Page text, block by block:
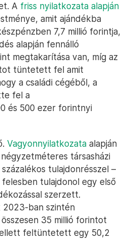
A friss nyilatkozata alapján
amit ajándékba
7,7 millió forintja,
alapján fennálló
megtakarítása van, míg az
tüntetett fel amit
a családi cégéből, a
fel a
és 500 ezer forintnyi
Vagyonnyilatkozata alapján
társasházi
tulajdonrésszel –
tulajdonol egy első
szerzett.
2023-ban szintén
35 millió forintot
feltüntetett egy 50,2